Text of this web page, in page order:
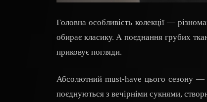
Головна особливість колекції —
обирає класику. А поєднання грубих
приковує погляди.
Абсолютний must-have цього сезону —
поєднуються з вечірніми сукнями,